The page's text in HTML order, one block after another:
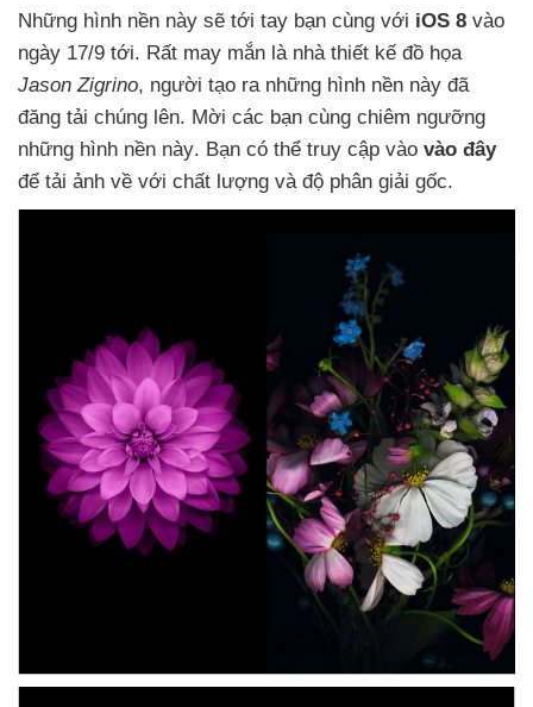
Những hình nền này sẽ tới tay bạn cùng với iOS 8 vào
ngày 17/9 tới. Rất may mắn là nhà thiết kế đồ họa
Jason Zigrino, người tạo ra những hình nền này đã
đăng tải chúng lên. Mời các bạn cùng chiêm ngưỡng
những hình nền này. Bạn có thể truy cập vào vào đây
để tải ảnh về với chất lượng và độ phân giải gốc.